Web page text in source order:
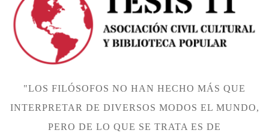
"LOS FILÓSOFOS NO HAN HECHO MÁS QUE
INTERPRETAR DE DIVERSOS MODOS EL MUNDO,
PERO DE LO QUE SE TRATA ES DE